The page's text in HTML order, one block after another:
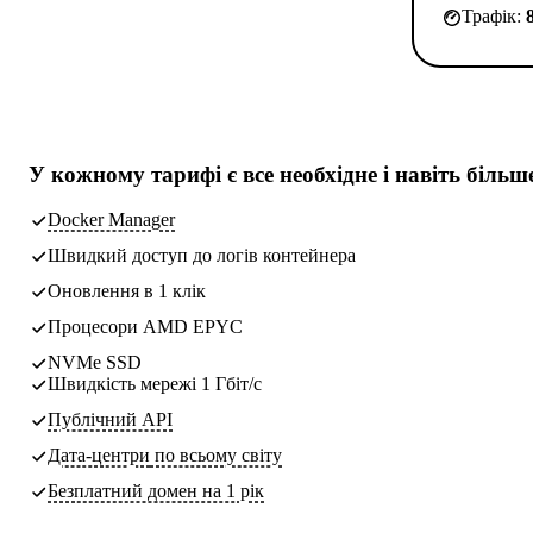
Трафік:
У кожному тарифі є все необхідне і навіть
Docker Manager
Швидкий доступ до логів контейнера
Оновлення в 1 клік
Процесори AMD EPYC
NVMe SSD
Швидкість мережі 1 Гбіт/с
Публічний API
Дата-центри по всьому світу
Безплатний домен на 1 рік